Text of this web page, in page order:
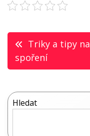
Navigace
pro
Triky a tipy na
spoření
Hledat